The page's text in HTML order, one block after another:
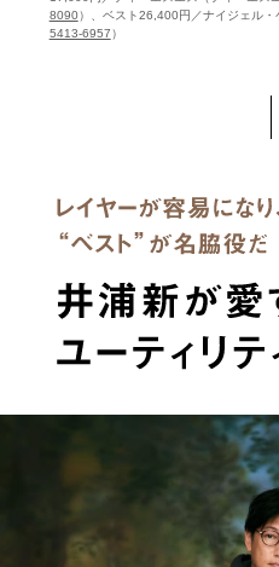
8090）、ベスト26,400円／ナイジェル
5413-6957）